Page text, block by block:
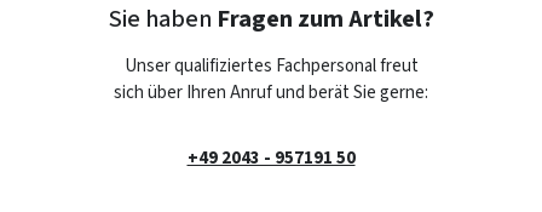
Sie haben Fragen zum Artikel?
Unser qualifiziertes Fachpersonal freut
sich über Ihren Anruf und berät Sie gerne:
+49 2043 - 957191 50